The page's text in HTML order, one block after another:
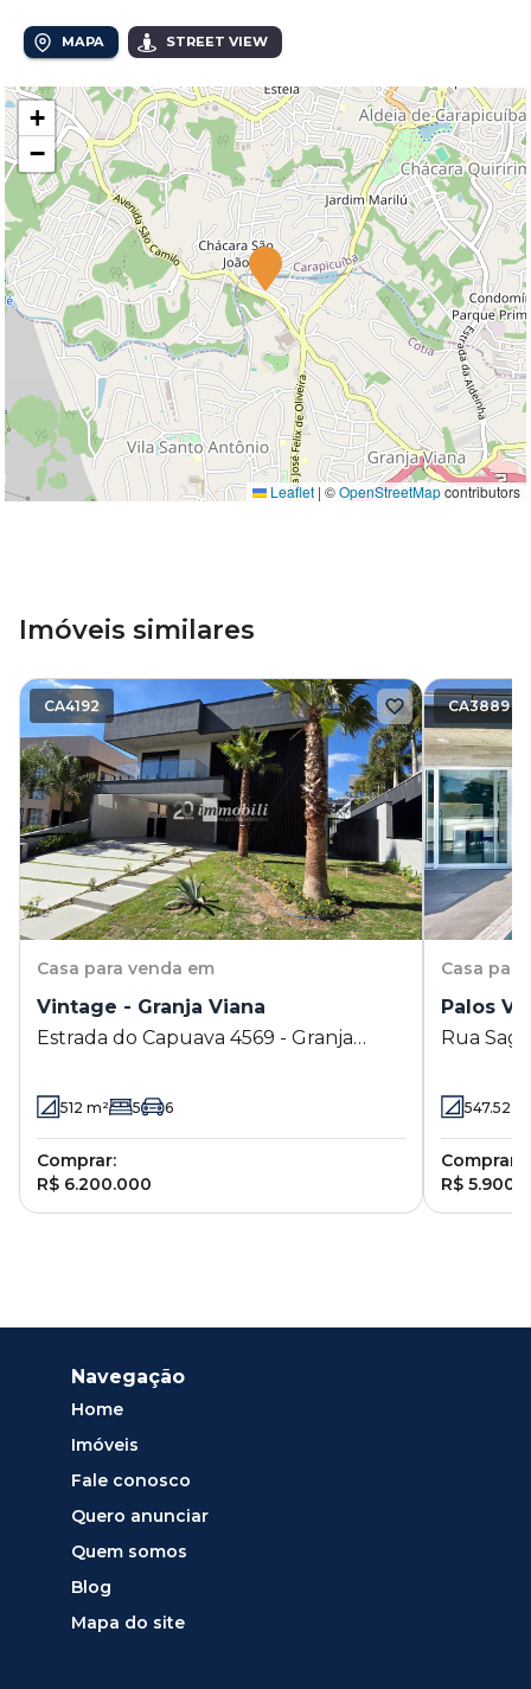
MAPA STREET VIEW
+
−
Leaflet | ©OpenStreetMapcontributors
Imóveis similares
CA4192
Casa para venda em
Vintage - Granja Viana
Estrada do Capuava 4569 - Granja
512 m² 5 6
Comprar:
R$ 6.200.000
CA3889
Casa
Palos
Rua
547.52
Comprar:
R$
Navegação
Home
Imóveis
Fale conosco
Quero anunciar
Quem somos
Blog
Mapa do site